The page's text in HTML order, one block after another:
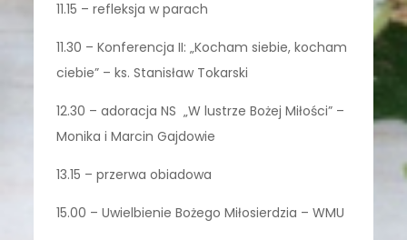
11.15 – refleksja w parach
11.30 – Konferencja II: „Kocham siebie, kocham
ciebie” – ks. Stanisław Tokarski
12.30 – adoracja NS „W lustrze Bożej Miłości” –
Monika i Marcin Gajdowie
13.15 – przerwa obiadowa
15.00 – Uwielbienie Bożego Miłosierdzia – WMU